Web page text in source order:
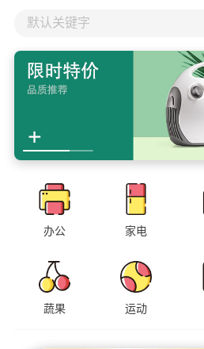
默认关键字
办公 家电
蔬果 运动